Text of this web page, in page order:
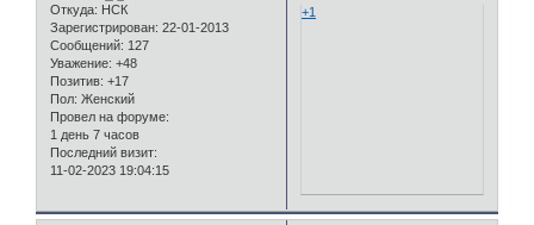
Откуда: НСК
Зарегистрирован: 22-01-2013
Сообщений: 127
Уважение: +48
Позитив: +17
Пол: Женский
Провел на форуме:
1 день 7 часов
Последний визит:
11-02-2023 19:04:15
+1